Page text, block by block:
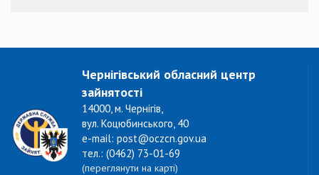
Чернігівський обласний центр
зайнятості
14000, м. Чернігів,
вул. Коцюбинського, 40
e-mail: post@oczcn.gov.ua
тел.: (0462) 73-01-69
(переглянути на карті)